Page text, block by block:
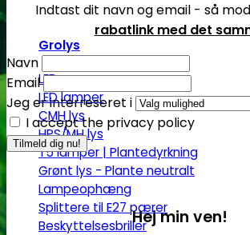
Grolys
LED pære
LED lamper
CMH lys
HPS/MH lys
T5 lamper | Plantedyrkning
Grønt lys - Plante neutralt
Lampeophæng
Splittere til E27 pærer
Beskyttelsesbriller
Indtast dit navn og email - så
rabatlink med det
Navn
Email
Jeg er interreseret i
I accept the privacy policy
Hej min ven!